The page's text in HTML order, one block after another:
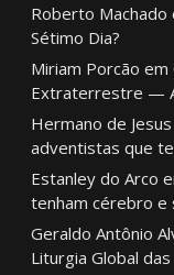
Roberto Machado
Sétimo Dia?
Miriam Porcão em
Extraterrestre —
Hermano de
adventistas que
Estanley do Arco
tenham cérebro e
Geraldo Antônio
Liturgia Global